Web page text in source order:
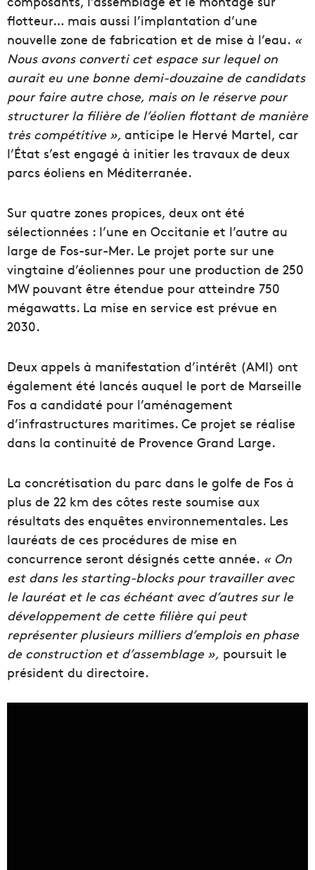
flotteur… mais aussi l’implantation d’une
nouvelle zone de fabrication et de mise à l’eau. «
Nous avons converti cet espace sur lequel on
aurait eu une bonne demi-douzaine de candidats
pour faire autre chose, mais on le réserve pour
structurer la filière de l’éolien flottant de manière
très compétitive », anticipe le Hervé Martel, car
l’État s’est engagé à initier les travaux de deux
parcs éoliens en Méditerranée.
Sur quatre zones propices, deux ont été
sélectionnées : l’une en Occitanie et l’autre au
large de Fos-sur-Mer. Le projet porte sur une
vingtaine d’éoliennes pour une production de 250
MW pouvant être étendue pour atteindre 750
mégawatts. La mise en service est prévue en
2030.
Deux appels à manifestation d’intérêt (AMI) ont
également été lancés auquel le port de Marseille
Fos a candidaté pour l’aménagement
d’infrastructures maritimes. Ce projet se réalise
dans la continuité de Provence Grand Large.
La concrétisation du parc dans le golfe de Fos à
plus de 22 km des côtes reste soumise aux
résultats des enquêtes environnementales. Les
lauréats de ces procédures de mise en
concurrence seront désignés cette année. « On
est dans les starting-blocks pour travailler avec
le lauréat et le cas échéant avec d’autres sur le
développement de cette filière qui peut
représenter plusieurs milliers d’emplois en phase
de construction et d’assemblage », poursuit le
président du directoire.